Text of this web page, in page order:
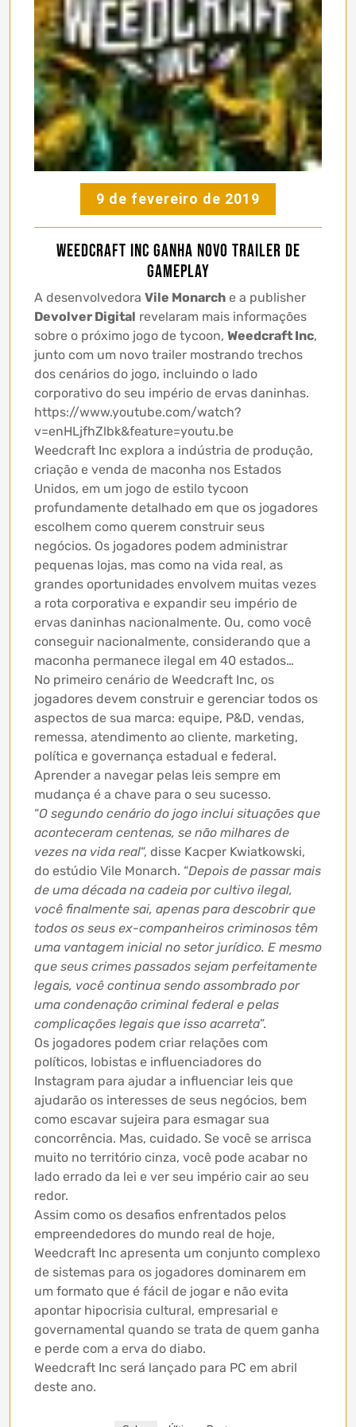
9 de fevereiro de 2019
Weedcraft Inc ganha novo trailer de
gameplay
A desenvolvedora Vile Monarch e a publisher
Devolver Digital revelaram mais informações
sobre o próximo jogo de tycoon, Weedcraft Inc,
junto com um novo trailer mostrando trechos
dos cenários do jogo, incluindo o lado
corporativo do seu império de ervas daninhas.
https://www.youtube.com/watch?
v=enHLjfhZlbk&feature=youtu.be
Weedcraft Inc explora a indústria de produção,
criação e venda de maconha nos Estados
Unidos, em um jogo de estilo tycoon
profundamente detalhado em que os jogadores
escolhem como querem construir seus
negócios. Os jogadores podem administrar
pequenas lojas, mas como na vida real, as
grandes oportunidades envolvem muitas vezes
a rota corporativa e expandir seu império de
ervas daninhas nacionalmente. Ou, como você
conseguir nacionalmente, considerando que a
maconha permanece ilegal em 40 estados…
No primeiro cenário de Weedcraft Inc, os
jogadores devem construir e gerenciar todos os
aspectos de sua marca: equipe, P&D, vendas,
remessa, atendimento ao cliente, marketing,
política e governança estadual e federal.
Aprender a navegar pelas leis sempre em
mudança é a chave para o seu sucesso.
“O segundo cenário do jogo inclui situações que
aconteceram centenas, se não milhares de
vezes na vida real“, disse Kacper Kwiatkowski,
do estúdio Vile Monarch. “Depois de passar mais
de uma década na cadeia por cultivo ilegal,
você finalmente sai, apenas para descobrir que
todos os seus ex-companheiros criminosos têm
uma vantagem inicial no setor jurídico. E mesmo
que seus crimes passados sejam perfeitamente
legais, você continua sendo assombrado por
uma condenação criminal federal e pelas
complicações legais que isso acarreta”.
Os jogadores podem criar relações com
políticos, lobistas e influenciadores do
Instagram para ajudar a influenciar leis que
ajudarão os interesses de seus negócios, bem
como escavar sujeira para esmagar sua
concorrência. Mas, cuidado. Se você se arrisca
muito no território cinza, você pode acabar no
lado errado da lei e ver seu império cair ao seu
redor.
Assim como os desafios enfrentados pelos
empreendedores do mundo real de hoje,
Weedcraft Inc apresenta um conjunto complexo
de sistemas para os jogadores dominarem em
um formato que é fácil de jogar e não evita
apontar hipocrisia cultural, empresarial e
governamental quando se trata de quem ganha
e perde com a erva do diabo.
Weedcraft Inc será lançado para PC em abril
deste ano.